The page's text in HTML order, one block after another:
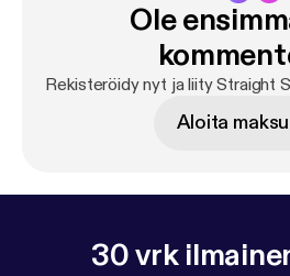
Ole
Rekisteröidy nyt ja liity Straight
Aloita
30 vrk